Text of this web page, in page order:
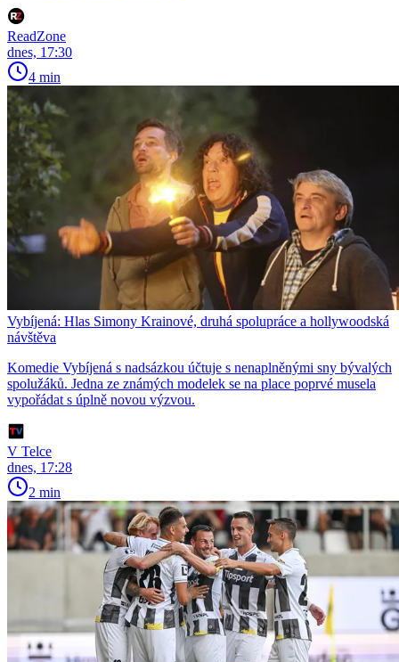
ReadZone
dnes, 17:30
4 min
Vybíjená: Hlas Simony Krainové, druhá spolupráce a hollywoodská
návštěva
Komedie Vybíjená s nadsázkou účtuje s nenaplněnými sny bývalých
spolužáků. Jedna ze známých modelek se na place poprvé musela
vypořádat s úplně novou výzvou.
V Telce
dnes, 17:28
2 min